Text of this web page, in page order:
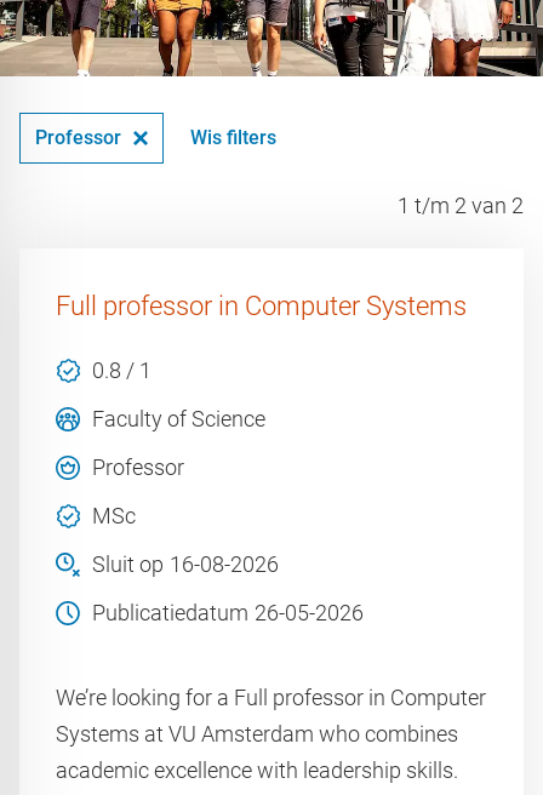
Professor Wis filters
1 t/m 2 van 2
Full professor in Computer Systems
0.8 / 1
Faculty of Science
Professor
MSc
Sluit op 16-08-2026
Publicatiedatum 26-05-2026
We’re looking for a Full professor in Computer
Systems at VU Amsterdam who combines
academic excellence with leadership skills.